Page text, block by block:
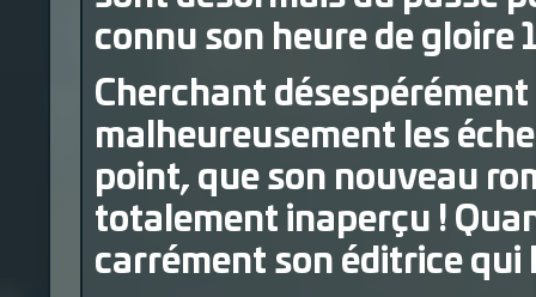
connu son heure de gloire
Cherchant
malheureusement les
point, que son nouveau
totalement inaperçu !
carrément son éditrice qui